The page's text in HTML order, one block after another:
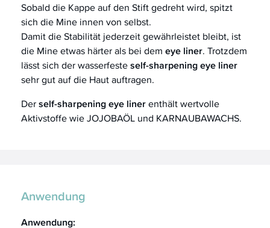
Sobald die Kappe auf den Stift gedreht wird, spitzt
sich die Mine innen von selbst.
Damit die Stabilität jederzeit gewährleistet bleibt, ist
die Mine etwas härter als bei dem eye liner. Trotzdem
lässt sich der wasserfesteself-sharpening eye liner
sehr gut auf die Haut auftragen.
Derself-sharpening eye linerenthält wertvolle
Aktivstoffe wie JOJOBAÖL und KARNAUBAWACHS.
Anwendung
Anwendung: